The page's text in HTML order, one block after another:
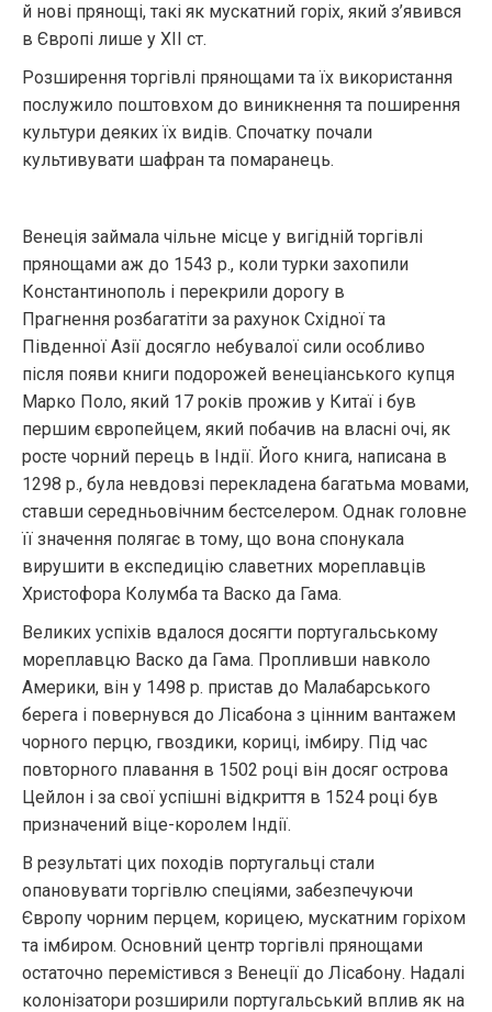
й нові прянощі, такі як мускатний горіх, який з’явився
в Європі лише у XII ст.
Розширення торгівлі прянощами та їх використання
послужило поштовхом до виникнення та поширення
культури деяких їх видів. Спочатку почали
культивувати шафран та помаранець.
Венеція займала чільне місце у вигідній торгівлі
прянощами аж до 1543 р., коли турки захопили
Константинополь і перекрили дорогу в
Прагнення розбагатіти за рахунок Східної та
Південної Азії досягло небувалої сили особливо
після появи книги подорожей венеціанського купця
Марко Поло, який 17 років прожив у Китаї і був
першим європейцем, який побачив на власні очі, як
росте чорний перець в Індії. Його книга, написана в
1298 р., була невдовзі перекладена багатьма мовами,
ставши середньовічним бестселером. Однак головне
її значення полягає в тому, що вона спонукала
вирушити в експедицію славетних мореплавців
Христофора Колумба та Васко да Гама.
Великих успіхів вдалося досягти португальському
мореплавцю Васко да Гама. Пропливши навколо
Америки, він у 1498 р. пристав до Малабарського
берега і повернувся до Лісабона з цінним вантажем
чорного перцю, гвоздики, кориці, імбиру. Під час
повторного плавання в 1502 році він досяг острова
Цейлон і за свої успішні відкриття в 1524 році був
призначений віце-королем Індії.
В результаті цих походів португальці стали
опановувати торгівлю спеціями, забезпечуючи
Європу чорним перцем, корицею, мускатним горіхом
та імбиром. Основний центр торгівлі прянощами
остаточно перемістився з Венеції до Лісабону. Надалі
колонізатори розширили португальський вплив як на